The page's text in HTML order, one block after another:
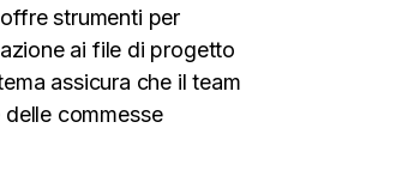
strumenti per
ai file di progetto
assicura che il team
commesse